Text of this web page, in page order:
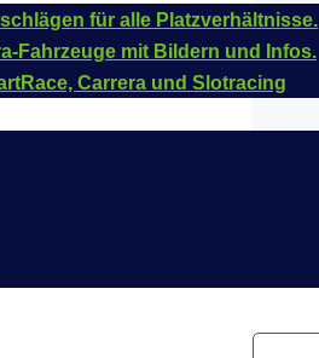
für alle Platzverhältnisse.
Fahrzeuge mit Bildern und Infos.
Carrera und Slotracing